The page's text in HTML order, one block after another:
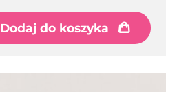
Dodaj do koszyka